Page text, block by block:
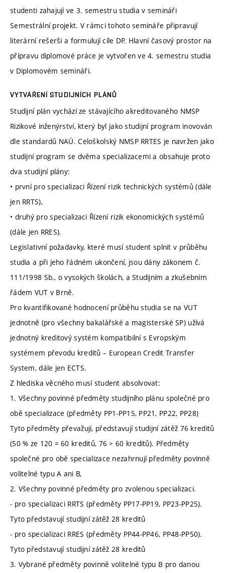
studenti zahajují ve 3. semestru studia v semináři
Semestrální projekt. V rámci tohoto semináře připravují
literární rešerši a formulují cíle DP. Hlavní časový prostor na
přípravu diplomové práce je vytvořen ve 4. semestru studia
v Diplomovém semináři.
VYTVÁŘENÍ STUDIJNÍCH PLÁNŮ
Studijní plán vychází ze stávajícího akreditovaného NMSP
Rizikové inženýrství, který byl jako studijní program inovován
dle standardů NAÚ. Celoškolský NMSP RRTES je navržen jako
studijní program se dvěma specializacemi a obsahuje proto
dva studijní plány:
• první pro specializaci Řízení rizik technických systémů (dále
jen RRTS),
• druhý pro specializaci Řízení rizik ekonomických systémů
(dále jen RRES).
Legislativní požadavky, které musí student splnit v průběhu
studia a při jeho řádném ukončení, jsou dány zákonem č.
111/1998 Sb., o vysokých školách, a Studijním a zkušebním
řádem VUT v Brně.
Pro kvantifikované hodnocení průběhu studia se na VUT
jednotně (pro všechny bakalářské a magisterské SP) užívá
jednotný kreditový systém kompatibilní s Evropským
systémem převodu kreditů – European Credit Transfer
System, dále jen ECTS.
Z hlediska věcného musí student absolvovat:
1. Všechny povinné předměty studijního plánu společné pro
obě specializace (předměty PP1-PP15, PP21, PP22, PP28)
Tyto předměty převažují, představují studijní zátěž 76 kreditů
(50 % ze 120 = 60 kreditů, 76 > 60 kreditů). Předměty
společné pro obě specializace nezahrnují předměty povinně
volitelné typu A ani B,
2. Všechny povinné předměty pro zvolenou specializaci.
- pro specializaci RRTS (předměty PP17-PP19, PP23-PP25).
Tyto představují studijní zátěž 28 kreditů
- pro specializaci RRES (předměty PP44-PP46, PP48-PP50).
Tyto představují studijní zátěž 28 kreditů
3. Vybrané předměty povinně volitelné typu B pro danou